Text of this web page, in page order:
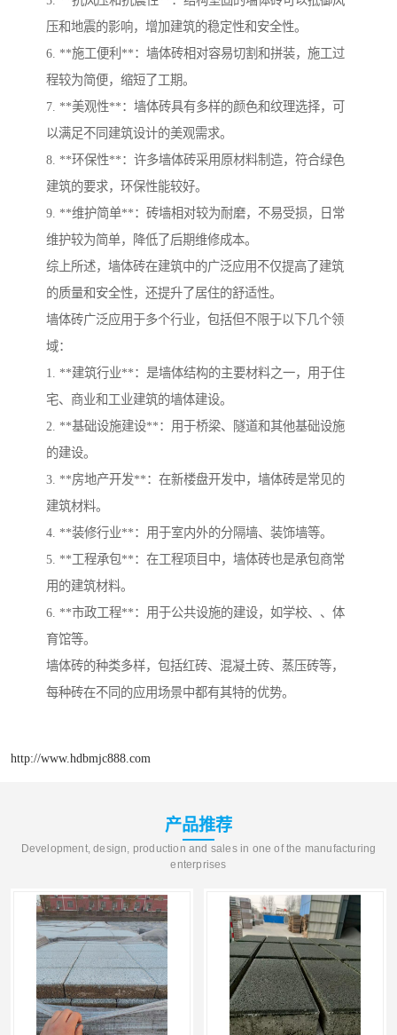
压和地震的影响，增加建筑的稳定性和安全性。
6. **施工便利**：墙体砖相对容易切割和拼装，施工过
程较为简便，缩短了工期。
7. **美观性**：墙体砖具有多样的颜色和纹理选择，可
以满足不同建筑设计的美观需求。
8. **环保性**：许多墙体砖采用原材料制造，符合绿色
建筑的要求，环保性能较好。
9. **维护简单**：砖墙相对较为耐磨，不易受损，日常
维护较为简单，降低了后期维修成本。
综上所述，墙体砖在建筑中的广泛应用不仅提高了建筑
的质量和安全性，还提升了居住的舒适性。
墙体砖广泛应用于多个行业，包括但不限于以下几个领
域：
1. **建筑行业**：是墙体结构的主要材料之一，用于住
宅、商业和工业建筑的墙体建设。
2. **基础设施建设**：用于桥梁、隧道和其他基础设施
的建设。
3. **房地产开发**：在新楼盘开发中，墙体砖是常见的
建筑材料。
4. **装修行业**：用于室内外的分隔墙、装饰墙等。
5. **工程承包**：在工程项目中，墙体砖也是承包商常
用的建筑材料。
6. **市政工程**：用于公共设施的建设，如学校、、体
育馆等。
墙体砖的种类多样，包括红砖、混凝土砖、蒸压砖等，
每种砖在不同的应用场景中都有其特的优势。
http://www.hdbmjc888.com
产品推荐
Development, design, production and sales in one of the manufacturing
enterprises